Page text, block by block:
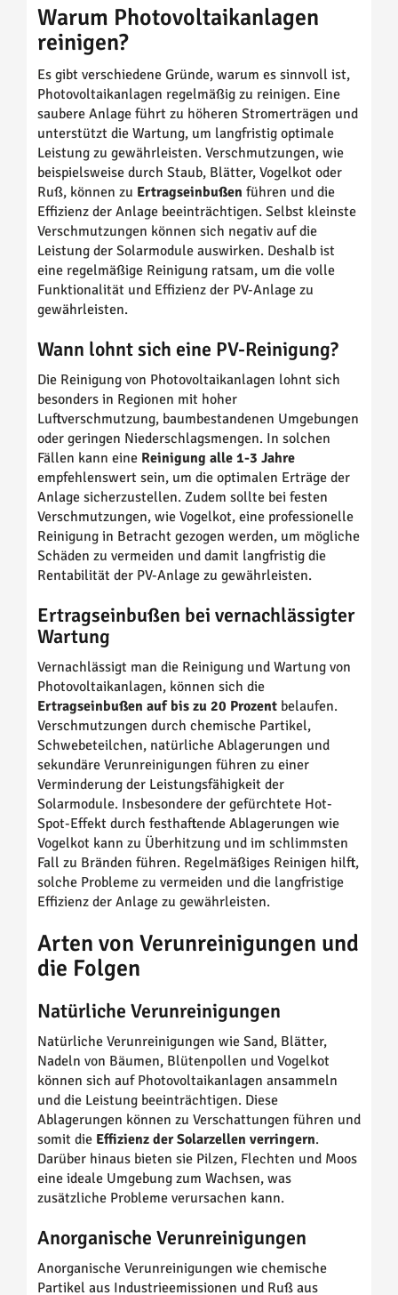
Warum Photovoltaikanlagen
reinigen?
Es gibt verschiedene Gründe, warum es sinnvoll ist,
Photovoltaikanlagen regelmäßig zu reinigen. Eine
saubere Anlage führt zu höheren Stromerträgen und
unterstützt die Wartung, um langfristig optimale
Leistung zu gewährleisten. Verschmutzungen, wie
beispielsweise durch Staub, Blätter, Vogelkot oder
Ruß, können zu Ertragseinbußen führen und die
Effizienz der Anlage beeinträchtigen. Selbst kleinste
Verschmutzungen können sich negativ auf die
Leistung der Solarmodule auswirken. Deshalb ist
eine regelmäßige Reinigung ratsam, um die volle
Funktionalität und Effizienz der PV-Anlage zu
gewährleisten.
Wann lohnt sich eine PV-Reinigung?
Die Reinigung von Photovoltaikanlagen lohnt sich
besonders in Regionen mit hoher
Luftverschmutzung, baumbestandenen Umgebungen
oder geringen Niederschlagsmengen. In solchen
Fällen kann eine Reinigung alle 1-3 Jahre
empfehlenswert sein, um die optimalen Erträge der
Anlage sicherzustellen. Zudem sollte bei festen
Verschmutzungen, wie Vogelkot, eine professionelle
Reinigung in Betracht gezogen werden, um mögliche
Schäden zu vermeiden und damit langfristig die
Rentabilität der PV-Anlage zu gewährleisten.
Ertragseinbußen bei vernachlässigter
Wartung
Vernachlässigt man die Reinigung und Wartung von
Photovoltaikanlagen, können sich die
Ertragseinbußen auf bis zu 20 Prozent belaufen.
Verschmutzungen durch chemische Partikel,
Schwebeteilchen, natürliche Ablagerungen und
sekundäre Verunreinigungen führen zu einer
Verminderung der Leistungsfähigkeit der
Solarmodule. Insbesondere der gefürchtete Hot-
Spot-Effekt durch festhaftende Ablagerungen wie
Vogelkot kann zu Überhitzung und im schlimmsten
Fall zu Bränden führen. Regelmäßiges Reinigen hilft,
solche Probleme zu vermeiden und die langfristige
Effizienz der Anlage zu gewährleisten.
Arten von Verunreinigungen und
die Folgen
Natürliche Verunreinigungen
Natürliche Verunreinigungen wie Sand, Blätter,
Nadeln von Bäumen, Blütenpollen und Vogelkot
können sich auf Photovoltaikanlagen ansammeln
und die Leistung beeinträchtigen. Diese
Ablagerungen können zu Verschattungen führen und
somit die Effizienz der Solarzellen verringern.
Darüber hinaus bieten sie Pilzen, Flechten und Moos
eine ideale Umgebung zum Wachsen, was
zusätzliche Probleme verursachen kann.
Anorganische Verunreinigungen
Anorganische Verunreinigungen wie chemische
Partikel aus Industrieemissionen und Ruß aus